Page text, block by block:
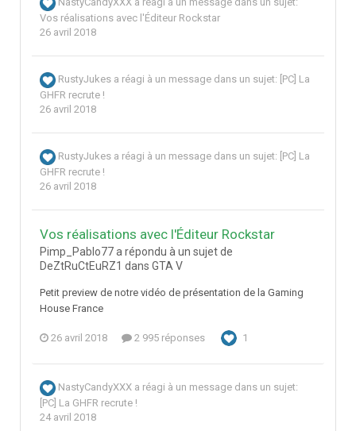
NastyCandyXXX a réagi à un message dans un sujet:
Vos réalisations avec l'Éditeur Rockstar
26 avril 2018
RustyJukes a réagi à un message dans un sujet: [PC] La
GHFR recrute !
26 avril 2018
RustyJukes a réagi à un message dans un sujet: [PC] La
GHFR recrute !
26 avril 2018
Vos réalisations avec l'Éditeur Rockstar
Pimp_Pablo77 a répondu à un sujet de
DeZtRuCtEuRZ1 dans GTA V
Petit preview de notre vidéo de présentation de la Gaming
House France
26 avril 2018 2 995 réponses 1
NastyCandyXXX a réagi à un message dans un sujet:
[PC] La GHFR recrute !
24 avril 2018